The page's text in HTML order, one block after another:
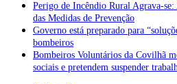
Perigo de Incêndio Rural Agrava-
das Medidas de Prevenção
Governo está preparado para
bombeiros
Bombeiros Voluntários da Covilhã
sociais e pretendem suspender